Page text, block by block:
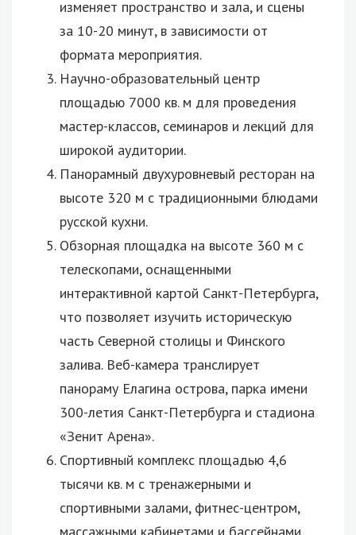
изменяет пространство и зала, и сцены
за 10-20 минут, в зависимости от
формата мероприятия.
Научно-образовательный центр
площадью 7000 кв. м для проведения
мастер-классов, семинаров и лекций для
широкой аудитории.
Панорамный двухуровневый ресторан на
высоте 320 м с традиционными блюдами
русской кухни.
Обзорная площадка на высоте 360 м с
телескопами, оснащенными
интерактивной картой Санкт-Петербурга,
что позволяет изучить историческую
часть Северной столицы и Финского
залива. Веб-камера транслирует
панораму Елагина острова, парка имени
300-летия Санкт-Петербурга и стадиона
«Зенит Арена».
Спортивный комплекс площадью 4,6
тысячи кв. м с тренажерными и
спортивными залами, фитнес-центром,